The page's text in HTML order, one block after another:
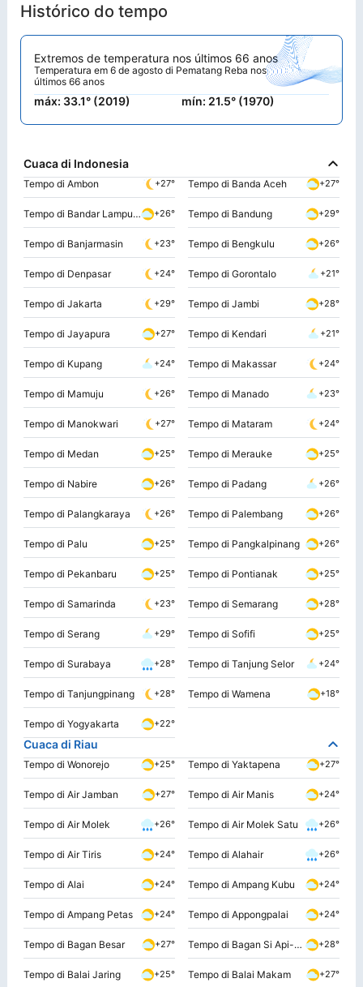
Histórico do tempo
Extremos de temperatura nos últimos 66 anos
Temperatura em 6 de agosto di Pematang Reba nos
últimos 66 anos
máx: 33.1° (2019) mín: 21.5° (1970)
Cuaca di Indonesia
Tempo di Ambon +27° Tempo di Banda Aceh +27°
Tempo di Bandar Lampung +26° Tempo di Bandung +29°
Tempo di Banjarmasin +23° Tempo di Bengkulu +26°
Tempo di Denpasar +24° Tempo di Gorontalo +21°
Tempo di Jakarta +29° Tempo di Jambi +28°
Tempo di Jayapura +27° Tempo di Kendari +21°
Tempo di Kupang +24° Tempo di Makassar +24°
Tempo di Mamuju +26° Tempo di Manado +23°
Tempo di Manokwari +27° Tempo di Mataram +24°
Tempo di Medan +25° Tempo di Merauke +25°
Tempo di Nabire +26° Tempo di Padang +26°
Tempo di Palangkaraya +26° Tempo di Palembang +26°
Tempo di Palu +25° Tempo di Pangkalpinang +26°
Tempo di Pekanbaru +25° Tempo di Pontianak +25°
Tempo di Samarinda +23° Tempo di Semarang +28°
Tempo di Serang +29° Tempo di Sofifi +25°
Tempo di Surabaya +28° Tempo di Tanjung Selor +24°
Tempo di Tanjungpinang +28° Tempo di Wamena +18°
Tempo di Yogyakarta +22°
Cuaca di Riau
Tempo di Wonorejo +25° Tempo di Yaktapena +27°
Tempo di Air Jamban +27° Tempo di Air Manis +24°
Tempo di Air Molek +26° Tempo di Air Molek Satu +26°
Tempo di Air Tiris +24° Tempo di Alahair +26°
Tempo di Alai +24° Tempo di Ampang Kubu +24°
Tempo di Ampang Petas +24° Tempo di Appongpalai +24°
Tempo di Bagan Besar +27° Tempo di Bagan Si Api-api +28°
Tempo di Balai Jaring +25° Tempo di Balai Makam +27°